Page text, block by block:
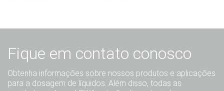
Fique em contato conosco
Obtenha informações sobre nossos produtos e aplicações
para a dosagem de líquidos. Além disso, todas as